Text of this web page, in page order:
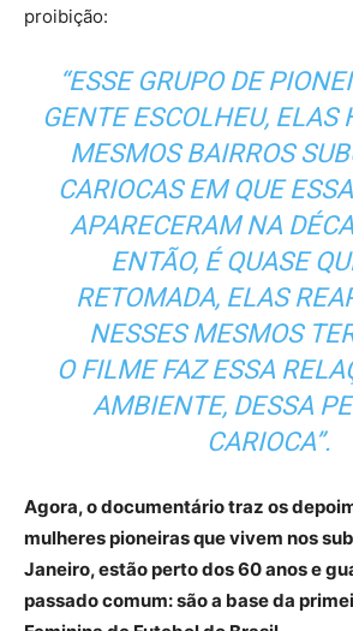
proibição:
“ESSE GRUPO DE
GENTE ESCOLHEU, ELAS
MESMOS BAIRROS
CARIOCAS EM QUE
APARECERAM NA
ENTÃO, É QUASE
RETOMADA, ELAS
NESSES MESMOS
O FILME FAZ ESSA
AMBIENTE, DESSA
CARIOCA”.
Agora, o documentário traz os
mulheres pioneiras que vivem nos
Janeiro, estão perto dos 60 anos e
passado comum: são a base da